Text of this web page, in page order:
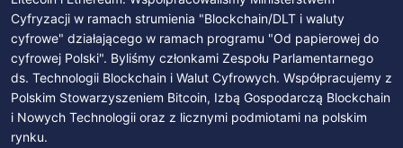
Cyfryzacji w ramach strumienia "Blockchain/DLT i waluty
cyfrowe" działającego w ramach programu "Od papierowej do
cyfrowej Polski". Byliśmy członkami Zespołu Parlamentarnego
ds. Technologii Blockchain i Walut Cyfrowych. Współpracujemy z
Polskim Stowarzyszeniem Bitcoin, Izbą Gospodarczą Blockchain
i Nowych Technologii oraz z licznymi podmiotami na polskim
rynku.